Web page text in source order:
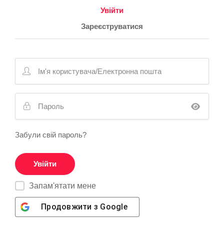
Увійти
Зареєструватися
Забули свій пароль?
Запам'ятати мене
Продовжити з Google